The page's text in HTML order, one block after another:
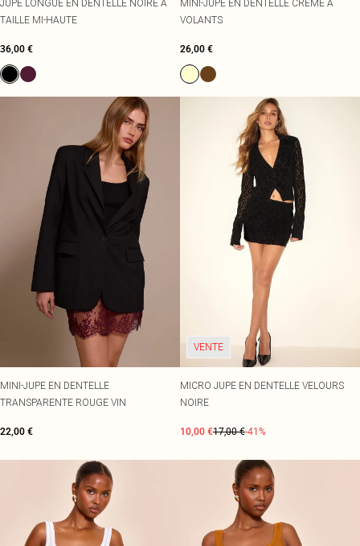
JUPE LONGUE EN DENTELLE NOIRE À
TAILLE MI-HAUTE
36,00 €
MINI-JUPE EN DENTELLE CRÈME À
VOLANTS
26,00 €
MINI-JUPE EN DENTELLE
TRANSPARENTE ROUGE VIN
22,00 €
VENTE
MICRO JUPE EN DENTELLE VELOURS
NOIRE
10,00 €17,00 €-41%